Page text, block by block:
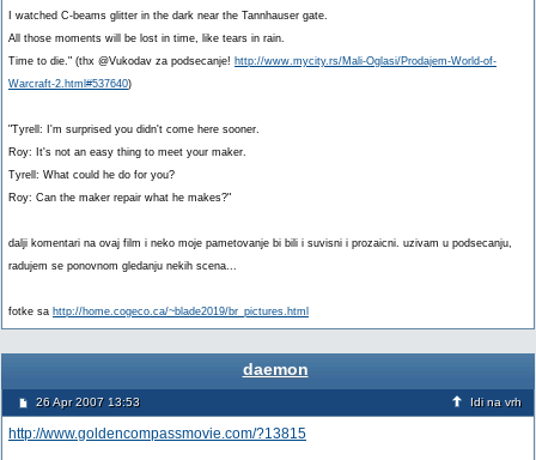
I watched C-beams glitter in the dark near the Tannhauser gate.
All those moments will be lost in time, like tears in rain.
Time to die." (thx @Vukodav za podsecanje! http://www.mycity.rs/Mali-Oglasi/Prodajem-World-of-
Warcraft-2.html#537640)
"Tyrell: I'm surprised you didn't come here sooner.
Roy: It's not an easy thing to meet your maker.
Tyrell: What could he do for you?
Roy: Can the maker repair what he makes?"
dalji komentari na ovaj film i neko moje pametovanje bi bili i suvisni i prozaicni. uzivam u podsecanju,
radujem se ponovnom gledanju nekih scena...
fotke sa http://home.cogeco.ca/~blade2019/br_pictures.html
daemon
26 Apr 2007 13:53 Idi na vrh
http://www.goldencompassmovie.com/?13815